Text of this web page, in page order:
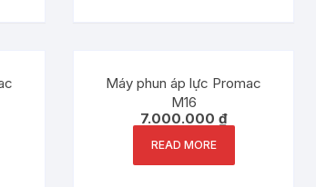
Máy phun áp lực Promac
M16
7.000.000 ₫
READ MORE